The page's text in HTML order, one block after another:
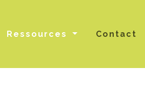
Ressources Contact